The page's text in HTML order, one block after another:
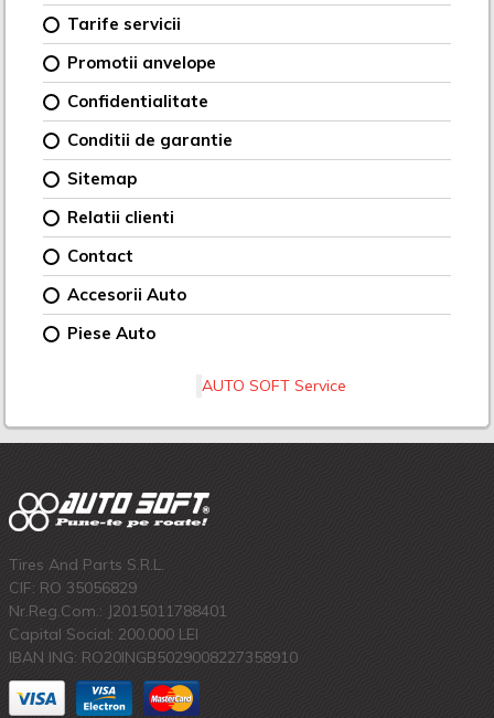
Tarife servicii
Promotii anvelope
Confidentialitate
Conditii de garantie
Sitemap
Relatii clienti
Contact
Accesorii Auto
Piese Auto
AUTO SOFT Service
Tires And Parts S.R.L.
CIF: RO 35056829
Nr.Reg.Com.: J2015011788401
Capital Social: 200.000 LEI
IBAN ING: RO20INGB5029008227358910